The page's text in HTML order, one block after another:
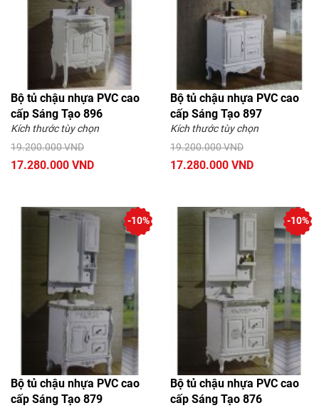
Bộ tủ chậu nhựa PVC cao
cấp Sáng Tạo 896
Kích thước tùy chọn
19.200.000 VND
17.280.000 VND
Bộ tủ chậu nhựa PVC cao
cấp Sáng Tạo 897
Kích thước tùy chọn
19.200.000 VND
17.280.000 VND
Bộ tủ chậu nhựa PVC cao
cấp Sáng Tạo 879
-10%
Bộ tủ chậu nhựa PVC cao
cấp Sáng Tạo 876
-10%